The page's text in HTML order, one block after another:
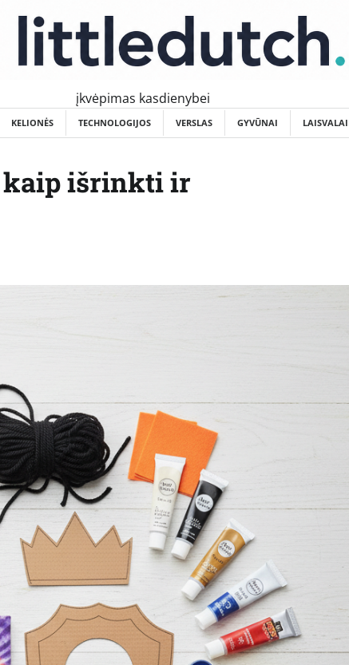
įkvėpimas kasdienybei
KELIONĖS TECHNOLOGIJOS VERSLAS GYVŪNAI
kaip išrinkti ir